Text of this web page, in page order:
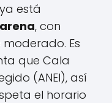
está
, con
Es
que Cala
(ANEI), así
el horario